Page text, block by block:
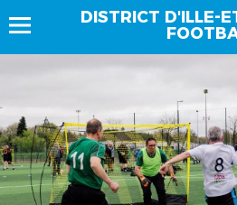
DISTRICT D'ILLE-